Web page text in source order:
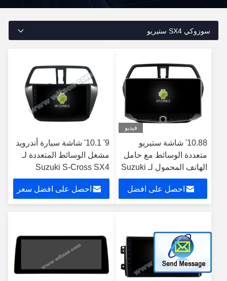
سوزوكي SX4 ستيريو
فيديو
10.88' شاشة ستيريو
متعددة الوسائط مع حامل
الهاتف المحمول لـ Suzuki
SX4 2006-2013 GPS
CarPlay Player
Multimed
احصل على افضل
9' 10.1' شاشة سيارة أندرويد
مشغل الوسائط المتعددة لـ
Suzuki S-Cross SX4
2014-2017 2014 S Cross
احصل على افضل سعر